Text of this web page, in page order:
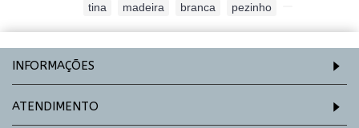
tina madeira branca pezinho
INFORMAÇÕES
ATENDIMENTO